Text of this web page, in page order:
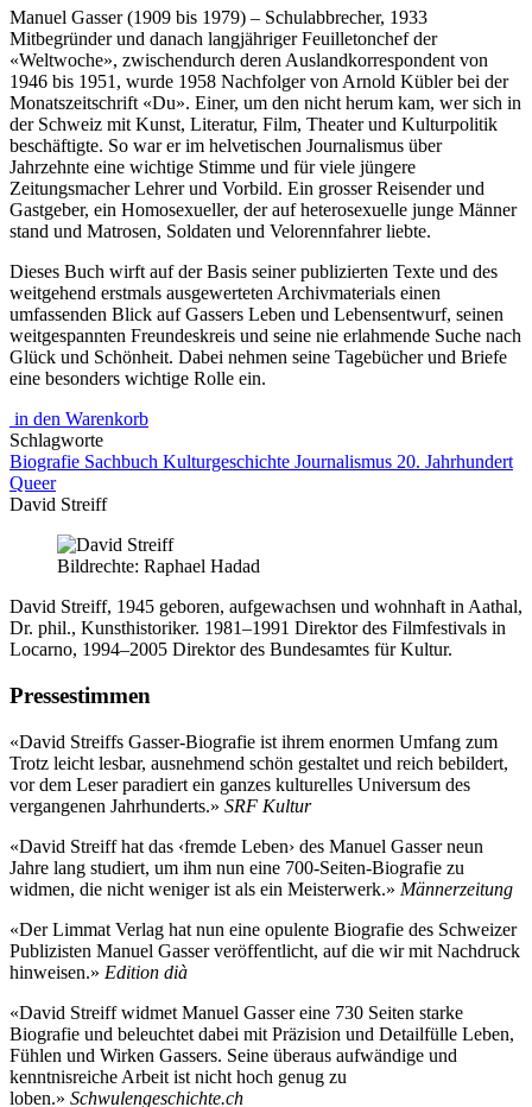
Manuel Gasser (1909 bis 1979) – Schulabbrecher, 1933
Mitbegründer und danach langjähriger Feuilletonchef der
«Weltwoche», zwischendurch deren Auslandkorrespondent von
1946 bis 1951, wurde 1958 Nachfolger von Arnold Kübler bei der
Monatszeitschrift «Du». Einer, um den nicht herum kam, wer sich in
der Schweiz mit Kunst, Literatur, Film, Theater und Kulturpolitik
beschäftigte. So war er im helvetischen Journalismus über
Jahrzehnte eine wichtige Stimme und für viele jüngere
Zeitungsmacher Lehrer und Vorbild. Ein grosser Reisender und
Gastgeber, ein Homosexueller, der auf heterosexuelle junge Männer
stand und Matrosen, Soldaten und Velorennfahrer liebte.
Dieses Buch wirft auf der Basis seiner publizierten Texte und des
weitgehend erstmals ausgewerteten Archivmaterials einen
umfassenden Blick auf Gassers Leben und Lebensentwurf, seinen
weitgespannten Freundeskreis und seine nie erlahmende Suche nach
Glück und Schönheit. Dabei nehmen seine Tagebücher und Briefe
eine besonders wichtige Rolle ein.
in den Warenkorb
Schlagworte
Biografie Sachbuch Kulturgeschichte Journalismus 20. Jahrhundert
Queer
David Streiff
Bildrechte: Raphael Hadad
David Streiff, 1945 geboren, aufgewachsen und wohnhaft in Aathal,
Dr. phil., Kunsthistoriker. 1981–1991 Direktor des Filmfestivals in
Locarno, 1994–2005 Direktor des Bundesamtes für Kultur.
Pressestimmen
«David Streiffs Gasser-Biografie ist ihrem enormen Umfang zum
Trotz leicht lesbar, ausnehmend schön gestaltet und reich bebildert,
vor dem Leser paradiert ein ganzes kulturelles Universum des
vergangenen Jahrhunderts.» SRF Kultur
«David Streiff hat das ‹fremde Leben› des Manuel Gasser neun
Jahre lang studiert, um ihm nun eine 700-Seiten-Biografie zu
widmen, die nicht weniger ist als ein Meisterwerk.» Männerzeitung
«Der Limmat Verlag hat nun eine opulente Biografie des Schweizer
Publizisten Manuel Gasser veröffentlicht, auf die wir mit Nachdruck
hinweisen.» Edition dià
«David Streiff widmet Manuel Gasser eine 730 Seiten starke
Biografie und beleuchtet dabei mit Präzision und Detailfülle Leben,
Fühlen und Wirken Gassers. Seine überaus aufwändige und
kenntnisreiche Arbeit ist nicht hoch genug zu
loben.» Schwulengeschichte.ch